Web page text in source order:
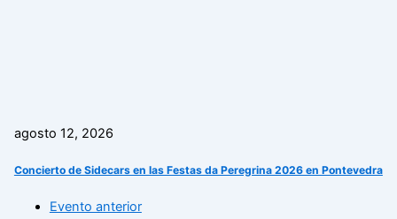
agosto 12, 2026
Concierto de Sidecars en las Festas da Peregrina 2026 en Pontevedra
Evento anterior